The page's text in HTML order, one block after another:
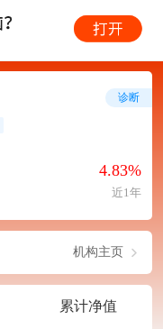
4.83%
近1年
诊断
机构主页
累计净值